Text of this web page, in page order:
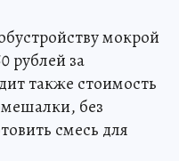
мокрой
рублей за
также стоимость
без
смесь для